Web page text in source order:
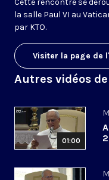
Cette rencontre se
la salle Paul VI au
par KTO.
Visiter la page de
Autres vidéos
01:00